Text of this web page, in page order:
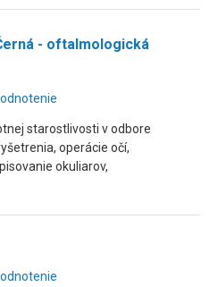
- oftalmologická
starostlivosti v odbore
operácie očí,
okuliarov,